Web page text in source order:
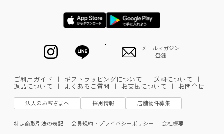
メールマガジン
登録
ご利用ガイド ｜ ギフトラッピングについて ｜ 送料について ｜
返品について ｜ よくあるご質問 ｜ お支払について ｜ お問合せ
法人のお客さまへ 採用情報 店舗物件募集
特定商取引法の表記 会員規約・プライバシーポリシー 会社概要